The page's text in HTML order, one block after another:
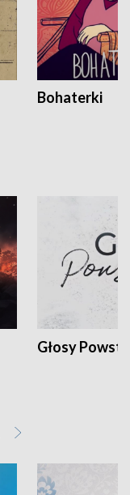
Bohaterki
Głosy